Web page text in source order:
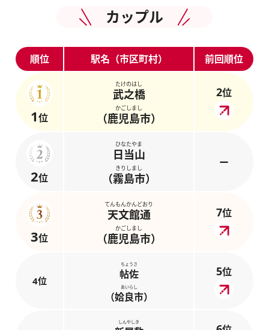
カップル
順位 駅名（市区町村） 前回順位
1位
たけのはし
武之橋
かごしまし
（鹿児島市）
2位
2位
ひなたやま
日当山
きりしまし
（霧島市）
ー
3位
てんもんかんどおり
天文館通
かごしまし
（鹿児島市）
7位
4位
ちょうさ
帖佐
あいらし
（姶良市）
5位
しんやしき